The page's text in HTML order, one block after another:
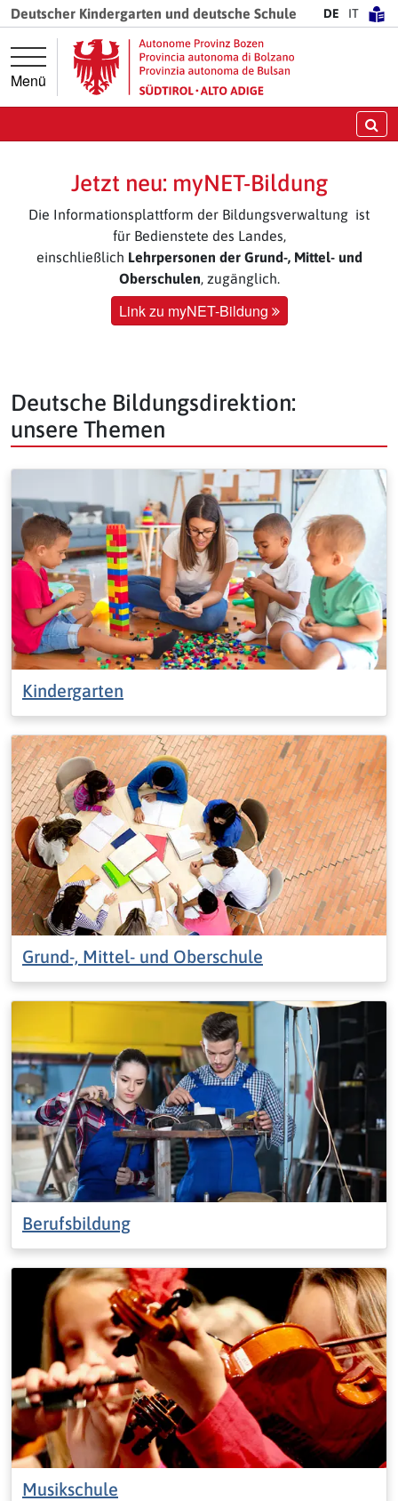
Springe direkt zur Hauptnavigation
Springe direkt zum Inhalt
Deutscher Kindergarten und deutsche Schule DE IT
Menü
Jetzt neu: myNET-Bildung
Die Informationsplattform der Bildungsverwaltung ist
für Bedienstete des Landes,
einschließlich Lehrpersonen der Grund-, Mittel- und
Oberschulen, zugänglich.
Link zu myNET-Bildung
Deutsche Bildungsdirektion:
unsere Themen
Kindergarten
Grund-, Mittel- und Oberschule
Berufsbildung
Musikschule